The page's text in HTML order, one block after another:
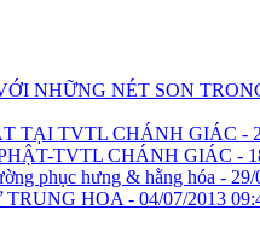
NHỮNG NÉT SON
TẠI TVTL CHÁNH GIÁC -
TVTL CHÁNH GIÁC -
phục hưng & hằng hóa - 29/
HOA - 04/07/2013